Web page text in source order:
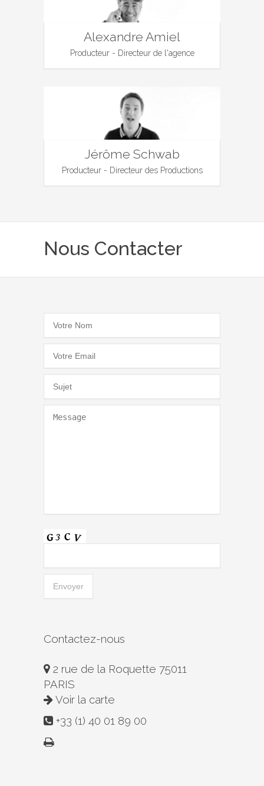
Alexandre Amiel
Producteur - Directeur de l'agence
Jérôme Schwab
Producteur - Directeur des Productions
Nous Contacter
Contactez-nous
2 rue de la Roquette 75011
PARIS
Voir la carte
+33 (1) 40 01 89 00